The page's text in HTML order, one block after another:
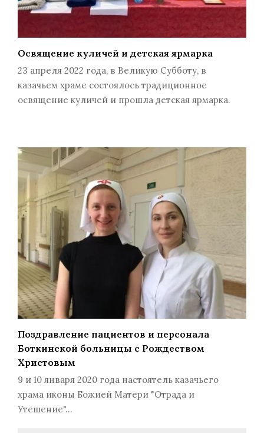
Освящение куличей и детская ярмарка
23 апреля 2022 года, в Великую Субботу, в
казачьем храме состоялось традиционное
освящение куличей и прошла детская ярмарка.
Поздравление пациентов и персонала
Боткинской больницы с Рождеством
Христовым
9 и 10 января 2020 года настоятель казачьего
храма иконы Божией Матери "Отрада и
Утешение"…